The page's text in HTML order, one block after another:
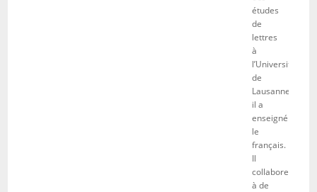
études
de
lettres
à
l’Université
de
Lausanne,
il a
enseigné
le
français.
Il
collabore
à de